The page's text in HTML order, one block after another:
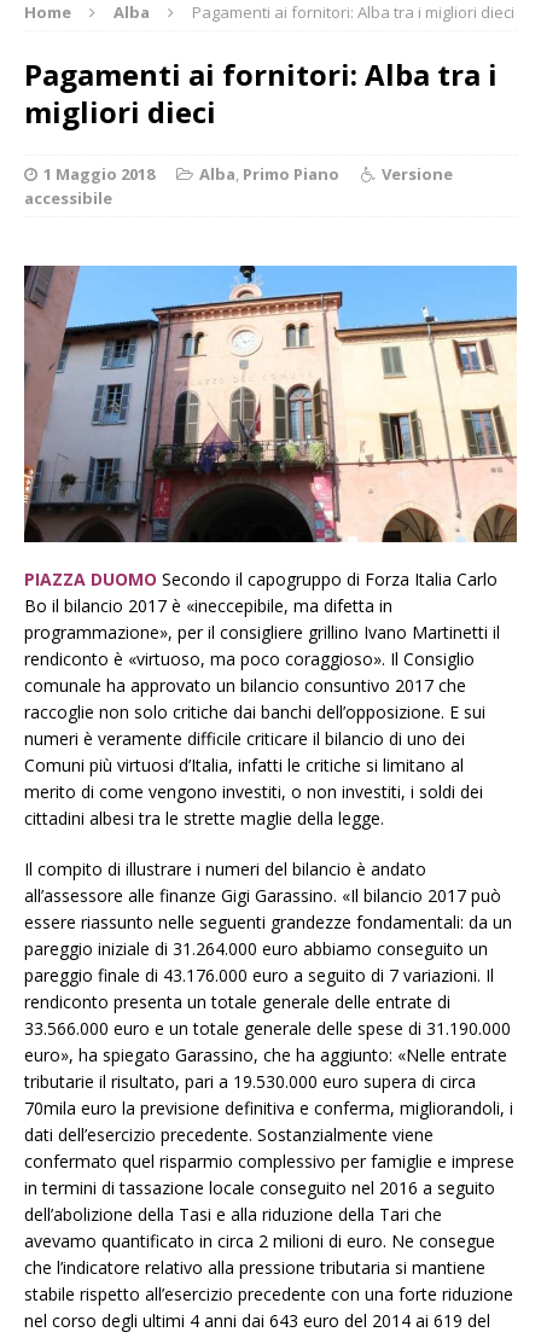
Home Alba Pagamenti ai fornitori: Alba tra i migliori dieci
Pagamenti ai fornitori: Alba tra i
migliori dieci
1 Maggio 2018 Alba, Primo Piano
Versione
accessibile
PIAZZA DUOMO Secondo il capogruppo di Forza Italia Carlo
Bo il bilancio 2017 è «ineccepibile, ma difetta in
programmazione», per il consigliere grillino Ivano Martinetti il
rendiconto è «virtuoso, ma poco coraggioso». Il Consiglio
comunale ha approvato un bilancio consuntivo 2017 che
raccoglie non solo critiche dai banchi dell’opposizione. E sui
numeri è veramente difficile criticare il bilancio di uno dei
Comuni più virtuosi d’Italia, infatti le critiche si limitano al
merito di come vengono investiti, o non investiti, i soldi dei
cittadini albesi tra le strette maglie della legge.
Il compito di illustrare i numeri del bilancio è andato
all’assessore alle finanze Gigi Garassino. «Il bilancio 2017 può
essere riassunto nelle seguenti grandezze fondamentali: da un
pareggio iniziale di 31.264.000 euro abbiamo conseguito un
pareggio finale di 43.176.000 euro a seguito di 7 variazioni. Il
rendiconto presenta un totale generale delle entrate di
33.566.000 euro e un totale generale delle spese di 31.190.000
euro», ha spiegato Garassino, che ha aggiunto: «Nelle entrate
tributarie il risultato, pari a 19.530.000 euro supera di circa
70mila euro la previsione definitiva e conferma, migliorandoli, i
dati dell’esercizio precedente. Sostanzialmente viene
confermato quel risparmio complessivo per famiglie e imprese
in termini di tassazione locale conseguito nel 2016 a seguito
dell’abolizione della Tasi e alla riduzione della Tari che
avevamo quantificato in circa 2 milioni di euro. Ne consegue
che l’indicatore relativo alla pressione tributaria si mantiene
stabile rispetto all’esercizio precedente con una forte riduzione
nel corso degli ultimi 4 anni dai 643 euro del 2014 ai 619 del